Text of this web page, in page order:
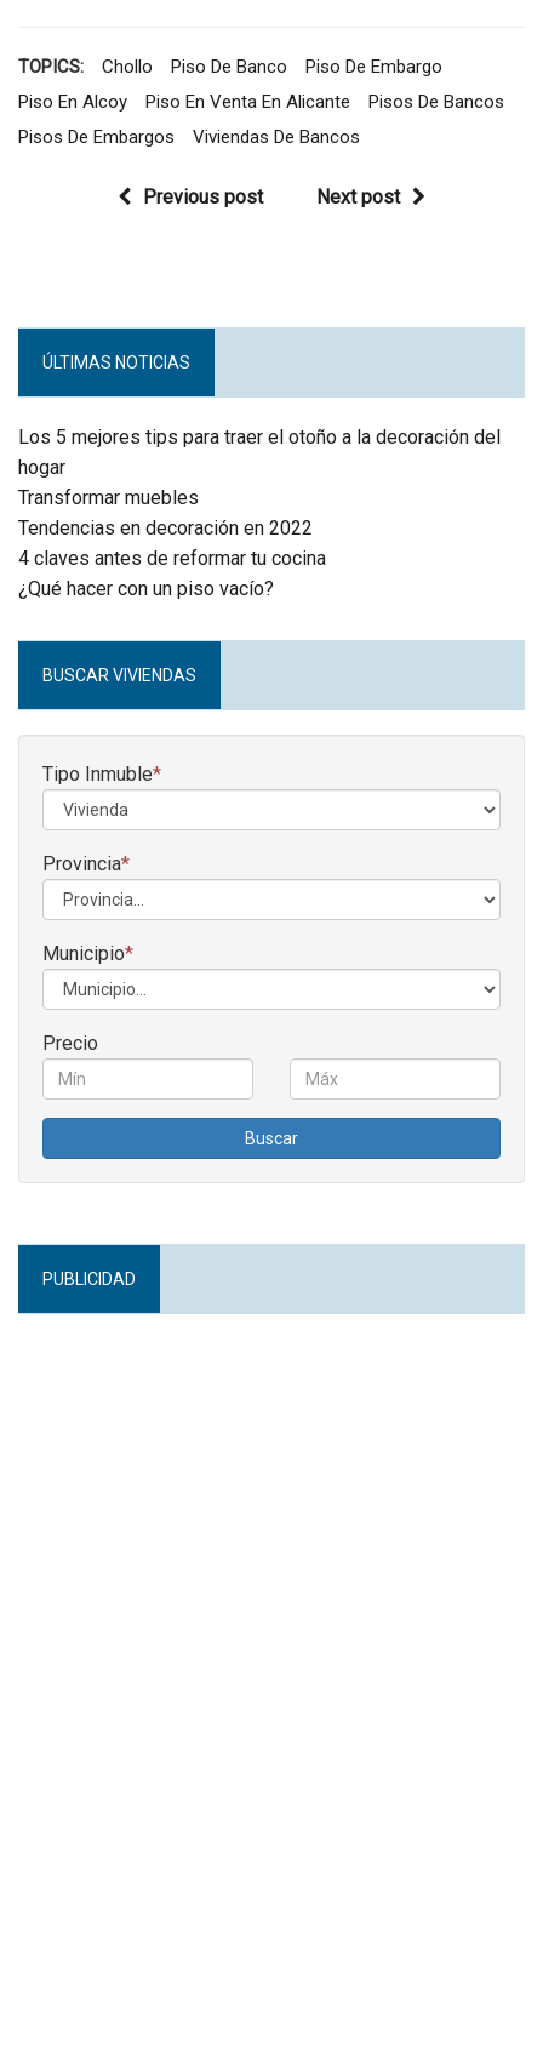
TOPICS: Chollo Piso De Banco
Piso De Embargo
Piso En Alcoy
Piso En Venta En Alicante
Pisos De Bancos
Pisos De Embargos
Viviendas De Bancos
Previous post Next post
ÚLTIMAS NOTICIAS
Los 5 mejores tips para traer el otoño a la decoración del
hogar
Transformar muebles
Tendencias en decoración en 2022
4 claves antes de reformar tu cocina
¿Qué hacer con un piso vacío?
BUSCAR VIVIENDAS
Tipo Inmuble*
Provincia*
Municipio*
Precio
Buscar
PUBLICIDAD